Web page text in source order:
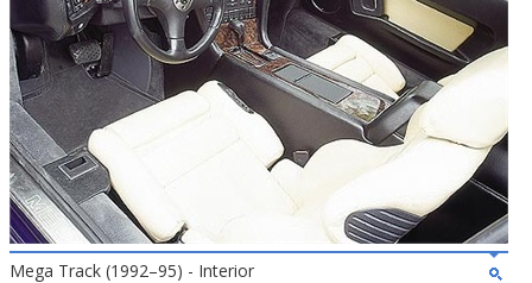
Mega Track (1992–95) - Interior